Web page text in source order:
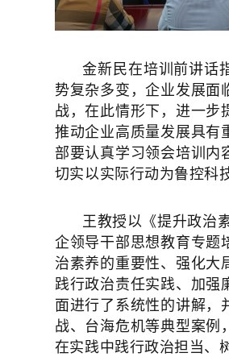
金新民在培训前讲话
势复杂多变，企业发展面
战 ，在此情形下，进一步
推动企业高质量发展具有
部要认真学习领会培训内
切实以实际行动为鲁控科
王教授以《提升政治
企领导干部思想教育专题
治素养的重要性、强化大
践行政治责任实践、加强
面进行了系统性的讲解，
战、台海危机等典型案例
在实践中践行政治担当、